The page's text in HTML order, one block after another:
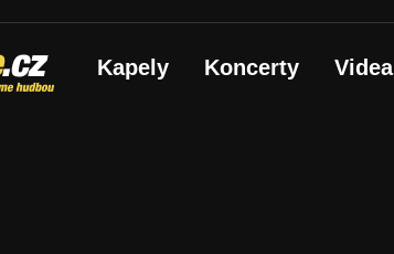
Kapely Koncerty Videa